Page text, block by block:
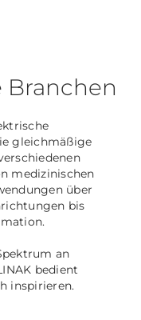
Branchen
gleichmäßige
medizinischen
über
bis
an
bedient
inspirieren.